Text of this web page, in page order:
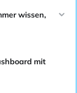
wissen,
mit